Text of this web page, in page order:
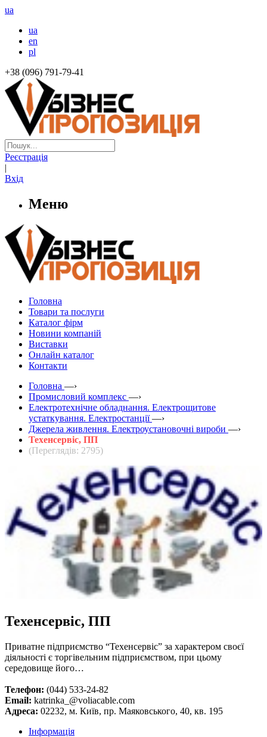
ua
ua
en
pl
+38 (096) 791-79-41
Реєстрація
|
Вхід
Меню
Головна
Товари та послуги
Каталог фірм
Новини компаній
Виставки
Онлайн каталог
Контакти
Головна —›
Промисловий комплекс —›
Електротехнічне обладнання. Електрощитове
устаткування. Електростанції —›
Джерела живлення. Електроустановочні вироби —›
Техенсервіс, ПП
(Переглядів: 2795)
Техенсервіс, ПП
Приватне підприємство “Техенсервіс” за характером своєї
діяльності є торгівельним підприємством, при цьому
середовище його…
Телефон: (044) 533-24-82
Email: katrinka_@voliacable.com
Адреса: 02232, м. Київ, пр. Маяковського, 40, кв. 195
Інформація